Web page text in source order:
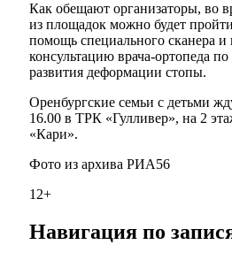
Как обещают организаторы, во
из площадок можно будет
помощь специального сканера и
консультацию врача-ортопеда
развития деформации стопы.
Оренбургские семьи с детьми
16.00 в ТРК «Гулливер», на 2
«Кари».
Фото из архива РИА56
12+
Навигация по